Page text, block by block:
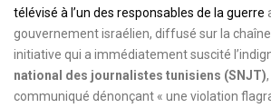
télévisé à l’un des responsables de la guerre
gouvernement israélien, diffusé sur la
initiative qui a immédiatement suscité
national des journalistes tunisiens (SNJT)
communiqué dénonçant « une violation